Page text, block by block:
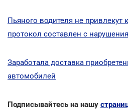
Пьяного водителя не привлекут
протокол составлен с
Заработала доставка
автомобилей
Подписывайтесь на нашу